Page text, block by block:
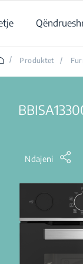
/ Produktet /
Ndajeni